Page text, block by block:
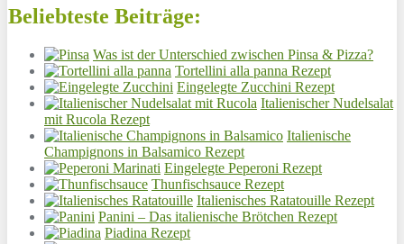
Beliebteste Beiträge:
Was ist der Unterschied zwischen Pinsa & Pizza?
Tortellini alla panna Rezept
Eingelegte Zucchini Rezept
Italienischer Nudelsalat
mit Rucola Rezept
Italienische
Champignons in Balsamico Rezept
Eingelegte Peperoni Rezept
Thunfischsauce Rezept
Italienisches Ratatouille Rezept
Panini – Das italienische Brötchen Rezept
Piadina Rezept